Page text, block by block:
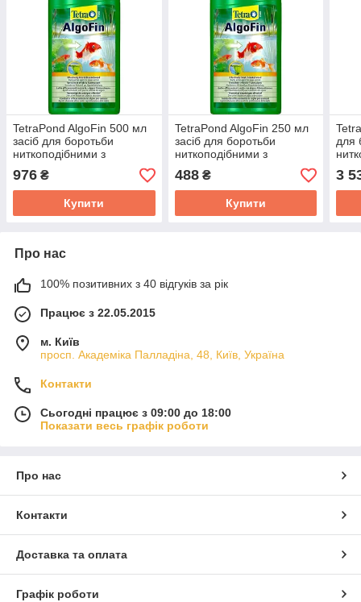
TetraPond AlgoFin 500 мл
засіб для боротьби
ниткоподібними з
водоростями в ставку з
рибами, коями, кометами
976 ₴
Купити
TetraPond AlgoFin 250 мл
засіб для боротьби
ниткоподібними з
водоростями в ставку з
рибами, коями, кометами
488₴
Купити
для
3
Про нас
100% позитивних з 40 відгуків за рік
Працює з 22.05.2015
м. Київ
просп. Академіка Палладіна, 48, Київ, Україна
Контакти
Сьогодні працює з 09:00 до 18:00
Показати весь графік роботи
Про нас
Контакти
Доставка та оплата
Графік роботи